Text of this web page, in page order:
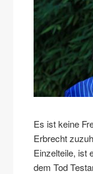
Es ist keine
Erbrecht
Einzelteile, ist
dem Tod